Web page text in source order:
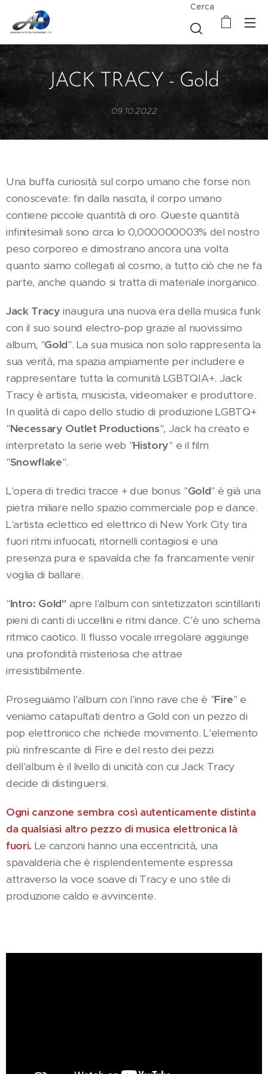
Cerca
JACK TRACY - Gold
09.10.2022
Una buffa curiosità sul corpo umano che forse non
conoscevate: fin dalla nascita, il corpo umano
contiene piccole quantità di oro. Queste quantità
infinitesimali sono circa lo 0,000000003% del nostro
peso corporeo e dimostrano ancora una volta
quanto siamo collegati al cosmo, a tutto ciò che ne fa
parte, anche quando si tratta di materiale inorganico.
Jack Tracy inaugura una nuova era della musica funk
con il suo sound electro-pop grazie al nuovissimo
album, "Gold". La sua musica non solo rappresenta la
sua verità, ma spazia ampiamente per includere e
rappresentare tutta la comunità LGBTQIA+. Jack
Tracy è artista, musicista, videomaker e produttore.
In qualità di capo dello studio di produzione LGBTQ+
"Necessary Outlet Productions", Jack ha creato e
interpretato la serie web "History" e il film
"Snowflake".
L'opera di tredici tracce + due bonus "Gold" è già una
pietra miliare nello spazio commerciale pop e dance.
L'artista eclettico ed elettrico di New York City tira
fuori ritmi infuocati, ritornelli contagiosi e una
presenza pura e spavalda che fa francamente venir
voglia di ballare.
"Intro: Gold" apre l'album con sintetizzatori scintillanti
pieni di canti di uccellini e ritmi dance. C'è uno schema
ritmico caotico. Il flusso vocale irregolare aggiunge
una profondità misteriosa che attrae
irresistibilmente.
Proseguiamo l'album con l'inno rave che è "Fire" e
veniamo catapultati dentro a Gold con un pezzo di
pop elettronico che richiede movimento. L'elemento
più rinfrescante di Fire e del resto dei pezzi
dell'album è il livello di unicità con cui Jack Tracy
decide di distinguersi.
Ogni canzone sembra così autenticamente distinta
da qualsiasi altro pezzo di musica elettronica là
fuori. Le canzoni hanno una eccentricità, una
spavalderia che è risplendentemente espressa
attraverso la voce soave di Tracy e uno stile di
produzione caldo e avvincente.